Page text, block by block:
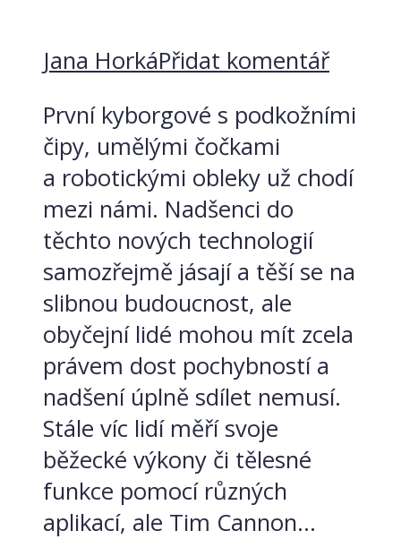
Jana HorkáPřidat komentář
První kyborgové s podkožními
čipy, umělými čočkami
a robotickými obleky už chodí
mezi námi. Nadšenci do
těchto nových technologií
samozřejmě jásají a těší se na
slibnou budoucnost, ale
obyčejní lidé mohou mít zcela
právem dost pochybností a
nadšení úplně sdílet nemusí.
Stále víc lidí měří svoje
běžecké výkony či tělesné
funkce pomocí různých
aplikací, ale Tim Cannon...